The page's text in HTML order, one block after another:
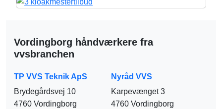
Vordingborg håndværkere fra
vvsbranchen
TP VVS Teknik ApS
Brydegårdsvej 10
4760 Vordingborg
Nyråd VVS​
Karpevænget 3
4760 Vordingborg